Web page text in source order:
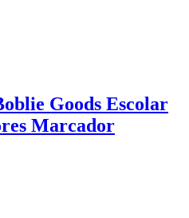
Goods Escolar
Marcador